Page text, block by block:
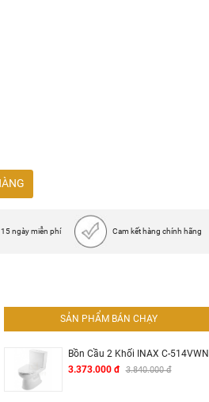
ngày miễn phí Cam kết hàng chính hãng
SẢN PHẨM BÁN CHẠY
Bồn Cầu 2 Khối INAX C-514VWN
3.373.000 đ 3.840.000 đ